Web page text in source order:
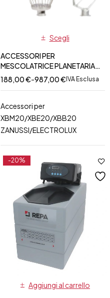
Scegli
ACCESSORI PER
MESCOLATRICE PLANETARIA
XBM20 - XBE20 - XBB20
ZANUSSI/ELECTROLUX
188,00€-987,00€ IVA Esclusa
Accessori per
XBM20/XBE20/XBB20
ZANUSSI/ELECTROLUX
-20%
Aggiungi al carrello